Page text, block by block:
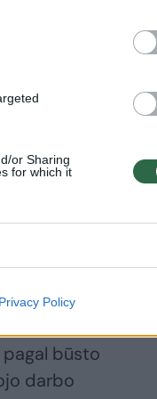
or Sharing
for which it
Privacy Policy
komanda
reikia
būsto
hipotekos
atsižvelgiant į
būsto
darbo